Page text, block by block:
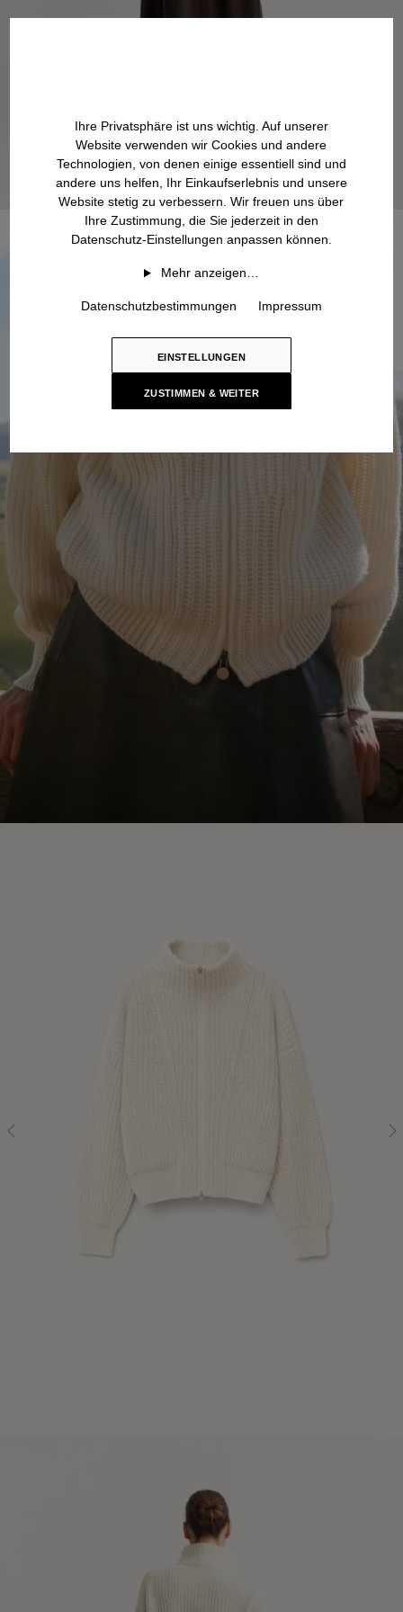
Ihre Privatsphäre ist uns wichtig. Auf unserer
Website verwenden wir Cookies und andere
Technologien, von denen einige essentiell sind und
andere uns helfen, Ihr Einkaufserlebnis und unsere
Website stetig zu verbessern. Wir freuen uns über
Ihre Zustimmung, die Sie jederzeit in den
Datenschutz-Einstellungen anpassen können.
Mehr anzeigen…
Datenschutzbestimmungen Impressum
EINSTELLUNGEN
ZUSTIMMEN & WEITER